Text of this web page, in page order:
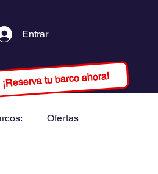
Entrar
¡Reserva tu barco ahora!
Ofertas